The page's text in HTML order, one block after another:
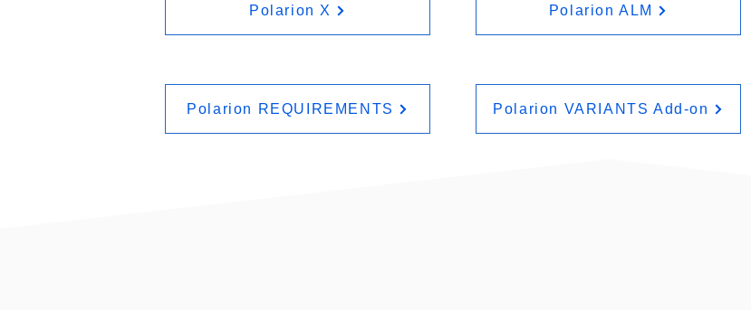
Polarion X Polarion ALM
Polarion REQUIREMENTS Polarion VARIANTS Add-on